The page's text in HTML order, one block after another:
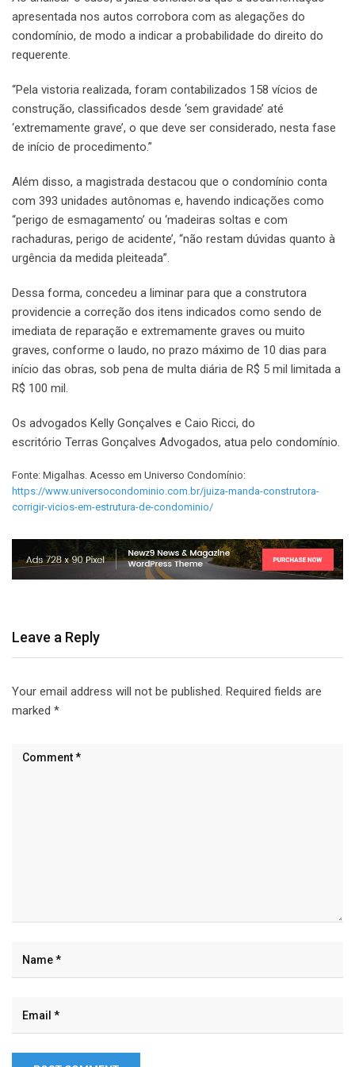
apresentada nos autos corrobora com as alegações do
condomínio, de modo a indicar a probabilidade do direito do
requerente.
“Pela vistoria realizada, foram contabilizados 158 vícios de
construção, classificados desde ‘sem gravidade’ até
‘extremamente grave’, o que deve ser considerado, nesta fase
de início de procedimento.”
Além disso, a magistrada destacou que o condomínio conta
com 393 unidades autônomas e, havendo indicações como
“perigo de esmagamento’ ou ‘madeiras soltas e com
rachaduras, perigo de acidente’, “não restam dúvidas quanto à
urgência da medida pleiteada”.
Dessa forma, concedeu a liminar para que a construtora
providencie a correção dos itens indicados como sendo de
imediata de reparação e extremamente graves ou muito
graves, conforme o laudo, no prazo máximo de 10 dias para
início das obras, sob pena de multa diária de R$ 5 mil limitada a
R$ 100 mil.
Os advogados Kelly Gonçalves e Caio Ricci, do
escritório Terras Gonçalves Advogados, atua pelo condomínio.
Fonte: Migalhas. Acesso em Universo Condomínio:
https://www.universocondominio.com.br/juiza-manda-construtora-
corrigir-vicios-em-estrutura-de-condominio/
Leave a Reply
Your email address will not be published. Required fields are
marked *